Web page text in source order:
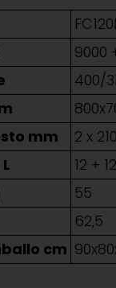
9000
400/
mm
2 x
12 + 12
55
62,5
cm